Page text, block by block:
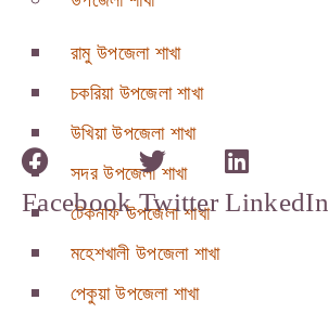
রামু উপজেলা শাখা
চকরিয়া উপজেলা শাখা
উখিয়া উপজেলা শাখা
সদর উপজেলা শাখা
টেকনাফ উপজেলা শাখা
মহেশখালী উপজেলা শাখা
পেকুয়া উপজেলা শাখা
Facebook Twitter LinkedIn